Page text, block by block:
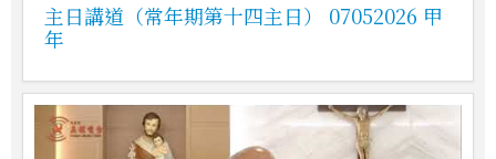
主日講道（常年期第十四主日） 07052026 甲
年